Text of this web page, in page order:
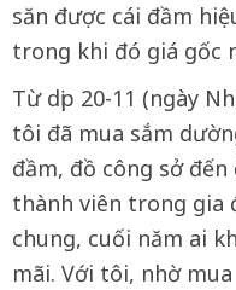
săn được cái đầm
trong khi đó giá gốc
Từ dịp 20-11 (ngày
tôi đã mua sắm
đầm, đồ công sở
thành viên trong gia
chung, cuối năm ai
mãi. Với tôi, nhờ